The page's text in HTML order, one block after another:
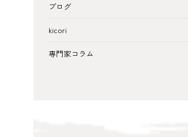
ブログ
kicori
専門家コラム